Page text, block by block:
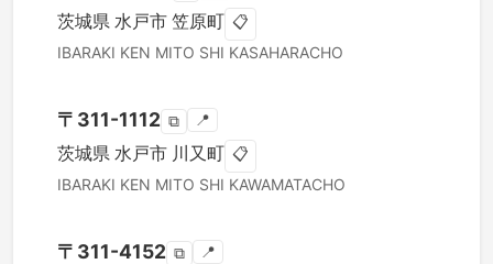
茨城県 水戸市 笠原町 📋
IBARAKI KEN MITO SHI KASAHARACHO
〒 311-1112 ⧉ 📍
茨城県 水戸市 川又町 📋
IBARAKI KEN MITO SHI KAWAMATACHO
〒 311-4152 ⧉ 📍